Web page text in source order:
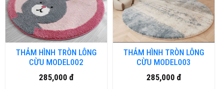
THẢM HÌNH TRÒN LÔNG
CỪU MODEL002
285,000 đ
THẢM HÌNH TRÒN LÔNG
CỪU MODEL003
285,000 đ